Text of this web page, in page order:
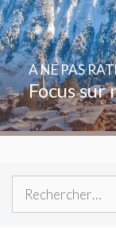
Focus
A NE PAS